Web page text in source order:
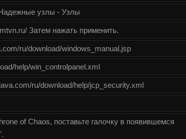
узлы - Узлы
Затем нажать применить.
ru/download/windows_manual.jsp
help/win_controlpanel.xml
ru/download/help/jcp_security.xml
of Chaos, поставьте галочку в появившемся